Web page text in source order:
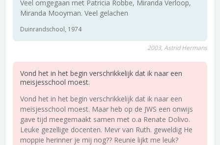
Veel omgegaan met Patricia Robbe, Miranda Verloop,
Miranda Mooyman. Veel gelachen
Duinrandschool, 1974
2003, Astrid Hermans
Vond het in het begin verschrikkelijk dat ik naar een
meisjesschool moest.
Vond het in het begin verschrikkelijk dat ik naar een
meisjesschool moest. Maar heb op de JWS een onwijs
gave tijd meegemaakt samen met o.a Renate Dolivo.
Leuke gezellige docenten. Mevr van Ruth. geweldig He
moppie herinner je mij nog?? Reunie lijkt me leuk?